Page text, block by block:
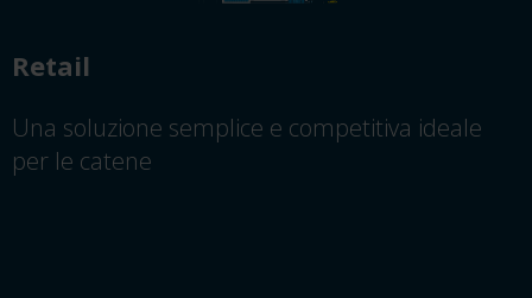
Retail
Una soluzione semplice e competitiva ideale
per le catene